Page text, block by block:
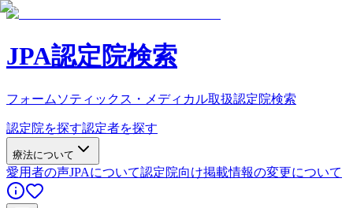
JPA認定院検索
フォームソティックス・メディカル取扱認定院検索
認定院を探す認定者を探す
療法について
愛用者の声JPAについて認定院向け掲載情報の変更について